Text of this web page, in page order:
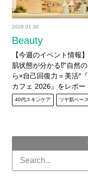
Beauty
2026.01.30
【今週のイベント情報
肌状態が分かる⁉‟自然
ら×自己回復力＝美活″
カフェ 2026』をレポー
40代スキンケア ツヤ肌ベース